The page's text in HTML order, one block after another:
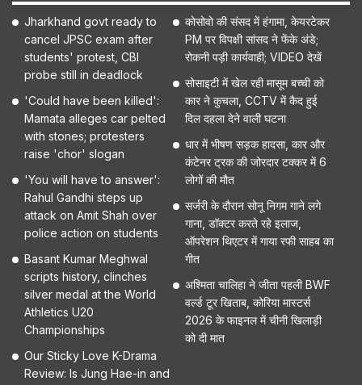
Jharkhand govt ready to
cancel JPSC exam after
students' protest, CBI
probe still in deadlock
'Could have been killed':
Mamata alleges car pelted
with stones; protesters
raise 'chor' slogan
'You will have to answer':
Rahul Gandhi steps up
attack on Amit Shah over
police action on students
Basant Kumar Meghwal
scripts history, clinches
silver medal at the World
Athletics U20
Championships
Our Sticky Love K-Drama
Review: Is Jung Hae-in and
कोसोवो की संसद में हंगामा, केयरटेकर
PM पर विपक्षी सांसद ने फेंके अंडे;
रोकनी पड़ी कार्यवाही; VIDEO देखें
सोसाइटी में खेल रही मासूम बच्ची को
कार ने कुचला, CCTV में कैद हुई
दिल दहला देने वाली घटना
धार में भीषण सड़क हादसा, कार और
कंटेनर ट्रक की जोरदार टक्कर में 6
लोगों की मौत
सर्जरी के दौरान सोनू निगम गाने लगे
गाना, डॉक्टर करते रहे इलाज,
ऑपरेशन थिएटर में गाया रफी साहब का
गीत
अश्मिता चालिहा ने जीता पहली BWF
वर्ल्ड टूर खिताब, कोरिया मास्टर्स
2026 के फाइनल में चीनी खिलाड़ी
को दी मात